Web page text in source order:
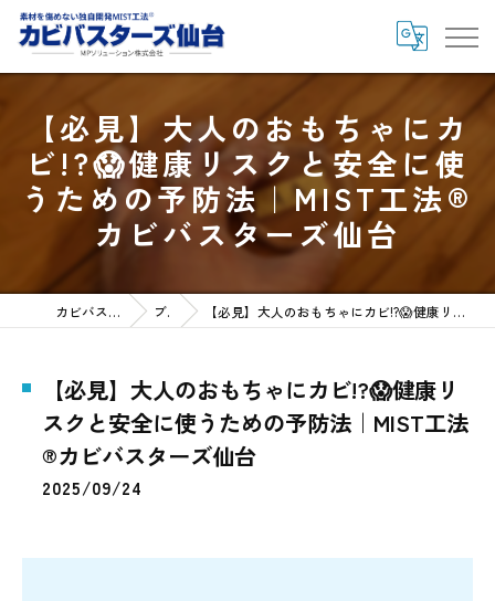
【必見】大人のおもちゃにカ
ビ!?😱健康リスクと安全に使
うための予防法｜MIST工法®
カビバスターズ仙台
カビバスターズ仙台HOME ブログ 【必見】大人のおもちゃにカビ!?😱健康リスクと安全に使うための予防法｜MIST工法®カビバスターズ仙台
【必見】大人のおもちゃにカビ!?😱健康リ
スクと安全に使うための予防法｜MIST工法
®カビバスターズ仙台
2025/09/24